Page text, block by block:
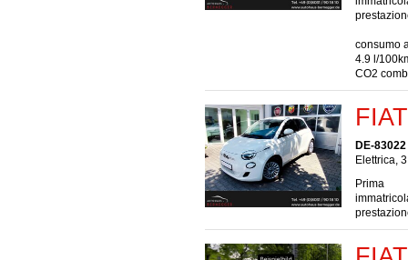
consumo
4.9 l/
CO2
DE-
Elettrica,
Prima